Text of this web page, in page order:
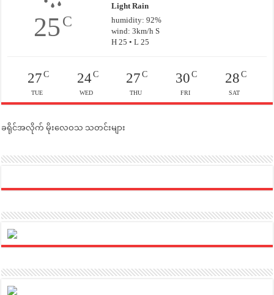
25C
Light Rain
humidity: 92%
wind: 3km/h S
H 25 • L 25
27C
TUE
24C
WED
27 C
THU
30C
FRI
28C
SAT
ခရိုင်အလိုက် မိုးလေဝသ သတင်းများ